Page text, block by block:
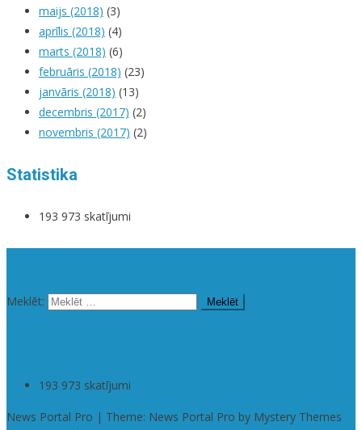
maijs (2018) (3)
aprīlis (2018) (4)
marts (2018) (6)
februāris (2018) (23)
janvāris (2018) (13)
decembris (2017) (2)
novembris (2017) (2)
Statistika
193 973 skatījumi
Meklēt:
193 973 skatījumi
News Portal Pro | Theme: News Portal Pro by Mystery Themes